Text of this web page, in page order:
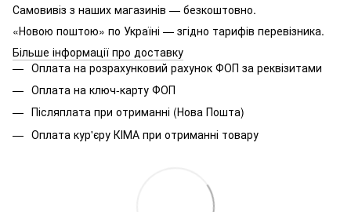
Самовивіз з наших магазинів — безкоштовно.
«Новою поштою» по Україні — згідно тарифів перевізника.
Більше інформації про доставку
Оплата на розрахунковий рахунок ФОП за реквізитами
Оплата на ключ-карту ФОП
Післяплата при отриманні (Нова Пошта)
Оплата кур'єру КІМА при отриманні товару